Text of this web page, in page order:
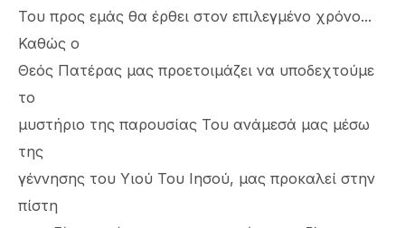
Του προς εμάς θα έρθει στον επιλεγμένο χρόνο...
Καθώς ο
Θεός Πατέρας μας προετοιμάζει να υποδεχτούμε
το
μυστήριο της παρουσίας Του ανάμεσά μας μέσω
της
γέννησης του Υιού Του Ιησού, μας προκαλεί στην
πίστη